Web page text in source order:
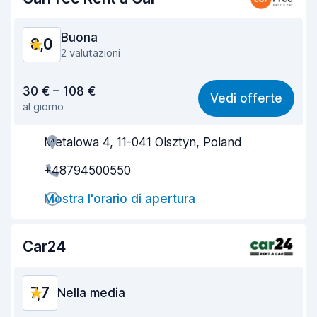
8,0 Buona
2 valutazioni
7,6
Facile da trovare 8,2
Gentilezza degli agenti
Rapidità del ritiro
Rapidità della riconsegna
8,1
30 € – 108 €
al giorno
Vedi offerte
Metalowa 4, 11-041 Olsztyn, Poland
+48794500550
Mostra l'orario di apertura
Car24
7,7 Nella media